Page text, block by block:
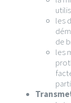
les
de
les